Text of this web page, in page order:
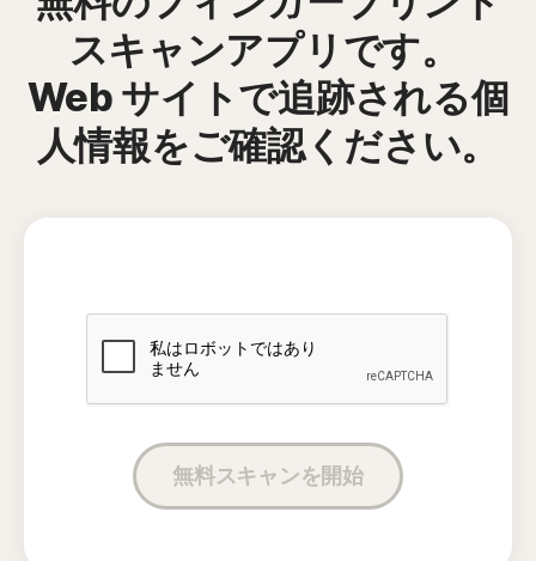
スキャンアプリです。
Web サイトで追跡される個
人情報をご確認ください。
無料スキャンを開始